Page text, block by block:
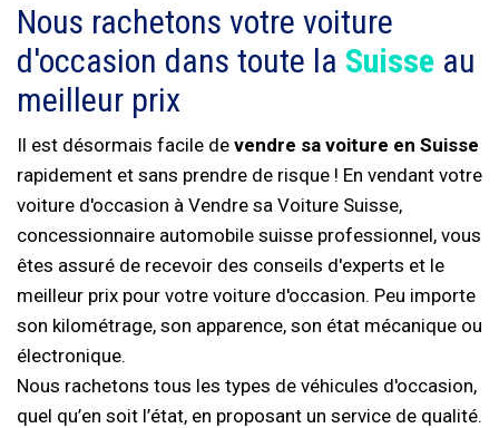
Nous rachetons votre voiture
d'occasion dans toute la Suisse au
meilleur prix
Il est désormais facile de vendre sa voiture en Suisse
rapidement et sans prendre de risque ! En vendant votre
voiture d'occasion à Vendre sa Voiture Suisse,
concessionnaire automobile suisse professionnel, vous
êtes assuré de recevoir des conseils d'experts et le
meilleur prix pour votre voiture d'occasion. Peu importe
son kilométrage, son apparence, son état mécanique ou
électronique.
Nous rachetons tous les types de véhicules d'occasion,
quel qu’en soit l’état, en proposant un service de qualité.